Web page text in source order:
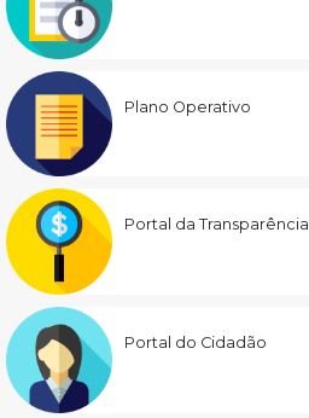
Plano Operativo
Portal da Transparência
Portal do Cidadão